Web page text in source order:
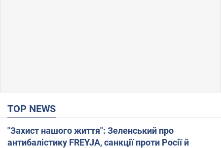
TOP NEWS
"Захист нашого життя": Зеленський про
антибалістику FREYJA, санкції проти Росії й